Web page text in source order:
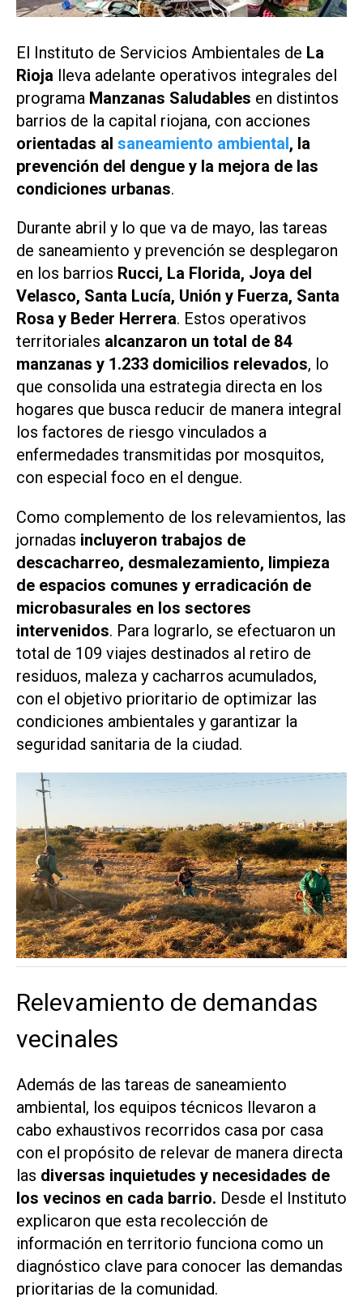
El Instituto de Servicios Ambientales de La
Rioja lleva adelante operativos integrales del
programa Manzanas Saludables en distintos
barrios de la capital riojana, con acciones
orientadas al saneamiento ambiental, la
prevención del dengue y la mejora de las
condiciones urbanas.
Durante abril y lo que va de mayo, las tareas
de saneamiento y prevención se desplegaron
en los barrios Rucci, La Florida, Joya del
Velasco, Santa Lucía, Unión y Fuerza, Santa
Rosa y Beder Herrera. Estos operativos
territoriales alcanzaron un total de 84
manzanas y 1.233 domicilios relevados, lo
que consolida una estrategia directa en los
hogares que busca reducir de manera integral
los factores de riesgo vinculados a
enfermedades transmitidas por mosquitos,
con especial foco en el dengue.
Como complemento de los relevamientos, las
jornadas incluyeron trabajos de
descacharreo, desmalezamiento, limpieza
de espacios comunes y erradicación de
microbasurales en los sectores
intervenidos. Para lograrlo, se efectuaron un
total de 109 viajes destinados al retiro de
residuos, maleza y cacharros acumulados,
con el objetivo prioritario de optimizar las
condiciones ambientales y garantizar la
seguridad sanitaria de la ciudad.
Relevamiento de demandas
vecinales
Además de las tareas de saneamiento
ambiental, los equipos técnicos llevaron a
cabo exhaustivos recorridos casa por casa
con el propósito de relevar de manera directa
las diversas inquietudes y necesidades de
los vecinos en cada barrio. Desde el Instituto
explicaron que esta recolección de
información en territorio funciona como un
diagnóstico clave para conocer las demandas
prioritarias de la comunidad.